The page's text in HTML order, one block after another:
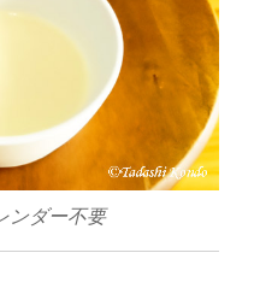
ンダー不要